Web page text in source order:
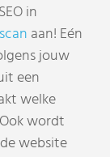
in
aan! Eén
jouw
een
welke
wordt
de website